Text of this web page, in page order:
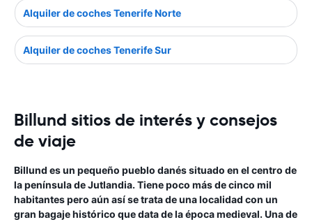
Alquiler de coches Tenerife Norte
Alquiler de coches Tenerife Sur
Billund sitios de interés y consejos
de viaje
Billund es un pequeño pueblo danés situado en el centro de
la península de Jutlandia. Tiene poco más de cinco mil
habitantes pero aún así se trata de una localidad con un
gran bagaje histórico que data de la época medieval. Una de